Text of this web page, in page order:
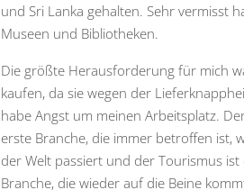
und Sri Lanka gehalten. Sehr vermisst
Museen und Bibliotheken.
Die größte Herausforderung für mich
kaufen, da sie wegen der
habe Angst um meinen Arbeitsplatz.
erste Branche, die immer betroffen ist,
der Welt passiert und der Tourismus
Branche, die wieder auf die Beine